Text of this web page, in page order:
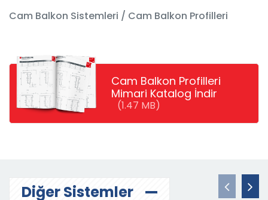
Cam Balkon Sistemleri / Cam Balkon Profilleri
Cam Balkon Profilleri
Mimari Katalog İndir
(1.47 MB)
Diğer Sistemler